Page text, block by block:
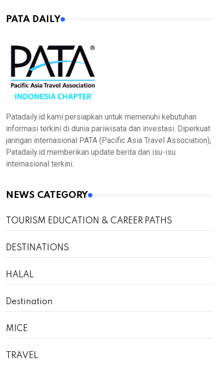
PATA DAILY
Patadaily.id kami persiapkan untuk memenuhi kebutuhan
informasi terkini di dunia pariwisata dan investasi. Diperkuat
jaringan internasional PATA (Pacific Asia Travel Association),
Patadaily.id memberikan update berita dan isu-isu
internasional terkini.
NEWS CATEGORY
TOURISM EDUCATION & CAREER PATHS
DESTINATIONS
HALAL
Destination
MICE
TRAVEL